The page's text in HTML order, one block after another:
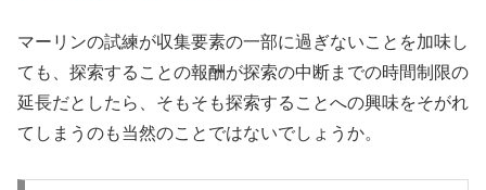
マーリンの試練が収集要素の一部に過ぎないことを加味し
ても、探索することの報酬が探索の中断までの時間制限の
延長だとしたら、そもそも探索することへの興味をそがれ
てしまうのも当然のことではないでしょうか。